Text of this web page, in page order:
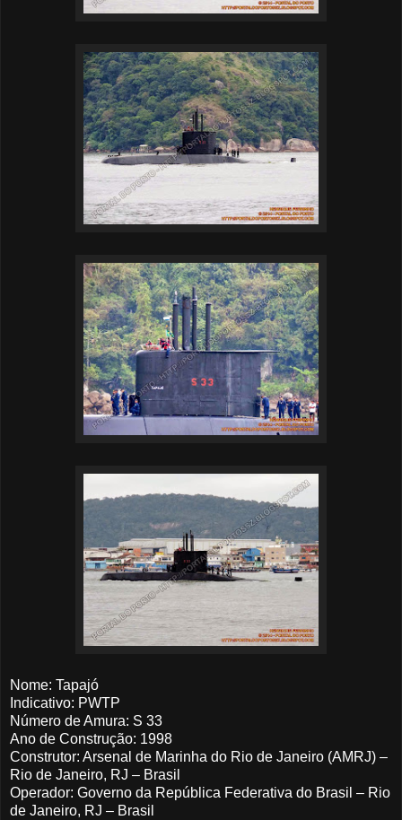
Nome: Tapajó
Indicativo: PWTP
Número de Amura: S 33
Ano de Construção: 1998
Construtor: Arsenal de Marinha do Rio de Janeiro (AMRJ) –
Rio de Janeiro, RJ – Brasil
Operador: Governo da República Federativa do Brasil – Rio
de Janeiro, RJ – Brasil